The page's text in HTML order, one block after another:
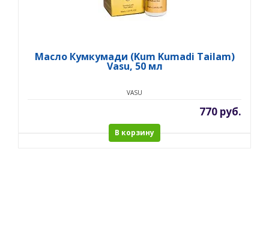
Масло Кумкумади (Kum Kumadi Tailam)
Vasu, 50 мл
VASU
770 руб.
В корзину